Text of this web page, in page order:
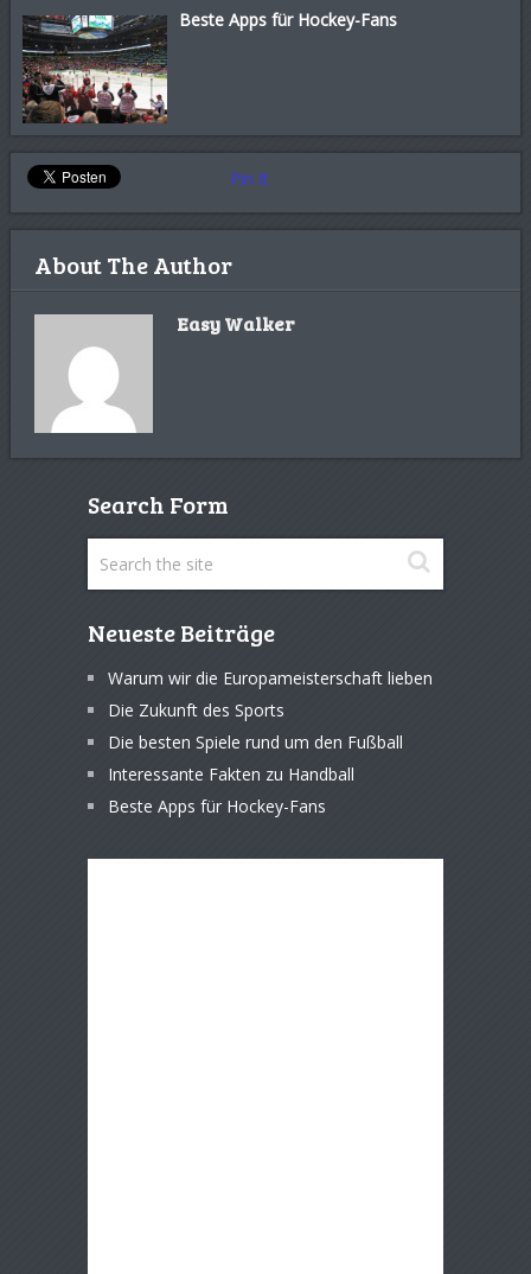
Beste Apps für Hockey-Fans
Pin It
About The Author
Easy Walker
Search Form
Neueste Beiträge
Warum wir die Europameisterschaft lieben
Die Zukunft des Sports
Die besten Spiele rund um den Fußball
Interessante Fakten zu Handball
Beste Apps für Hockey-Fans